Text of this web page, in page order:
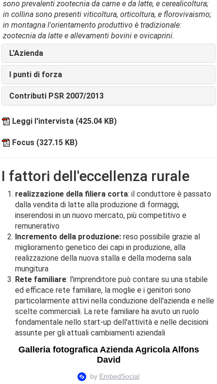
sono prevalenti zootecnia da carne e da latte, e cerealicoltura;
in collina sono presenti viticoltura, orticoltura, e florovivaismo;
in montagna l'orientamento produttivo è tradizionale:
zootecnia da latte e allevamenti bovini e ovicaprini.
L'Azienda
I punti di forza
Contributi PSR 2007/2013
Leggi l'intervista (425.04 KB)
Focus (327.15 KB)
I fattori dell'eccellenza rurale
realizzazione della filiera corta: il conduttore è passato
dalla vendita di latte alla produzione di formaggi,
inserendosi in un nuovo mercato, più competitivo e
remunerativo
Incremento della produzione: reso possibile grazie al
miglioramento genetico dei capi in produzione, alla
realizzazione della nuova stalla e della moderna sala
mungitura
Rete familiare: l'imprenditore può contare su una stabile
ed efficace rete familiare, la moglie e i genitori sono
particolarmente attivi nella conduzione dell'azienda e nelle
scelte commerciali. La rete familiare ha avuto un ruolo
fondamentale nello start-up dell'attività e nelle decisioni
assunte per gli attuali cambiamenti aziendali